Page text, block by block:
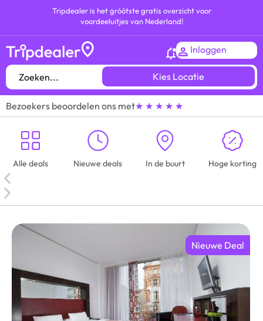
Tripdealer is het gróótste gratis overzicht voor
voordeeluitjes van Nederland!
Inloggen
Kies Locatie
Bezoekers beoordelen ons met★ ★ ★ ★ ★
Alle deals Nieuwe deals In de buurt Hoge korting
Nieuwe Deal